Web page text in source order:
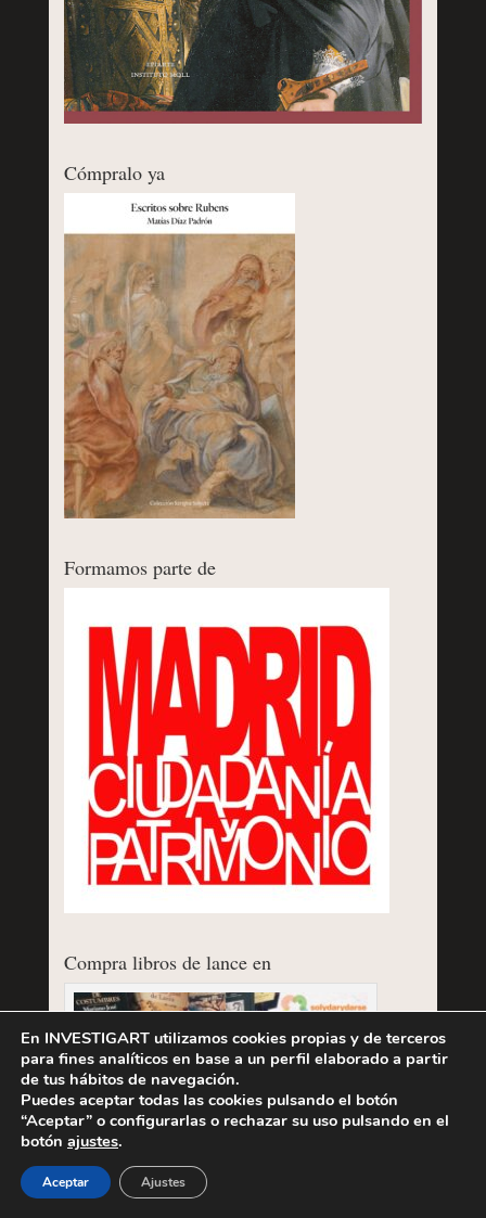
Cómpralo ya
Formamos parte de
Compra libros de lance en
En INVESTIGART utilizamos cookies propias y de terceros
para fines analíticos en base a un perfil elaborado a partir
de tus hábitos de navegación.
Puedes aceptar todas las cookies pulsando el botón
“Aceptar” o configurarlas o rechazar su uso pulsando en el
botón ajustes.
Aceptar Ajustes